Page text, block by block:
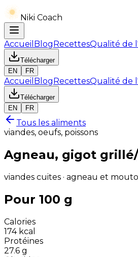
Niki Coach
Accueil BlogRecettesQualité de
Télécharger
EN
FR
Accueil BlogRecettesQualité de
Télécharger
EN
FR
Tous les aliments
viandes, oeufs, poissons
Agneau, gigot
viandes cuites · agneau et
Pour 100 g
Calories
174 kcal
Protéines
27.6 g